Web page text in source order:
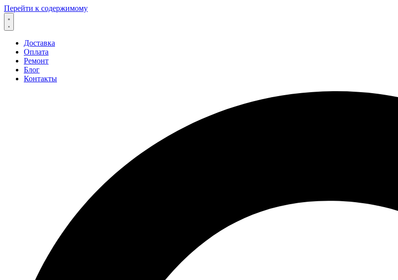
Перейти к содержимому
Доставка
Оплата
Ремонт
Блог
Контакты